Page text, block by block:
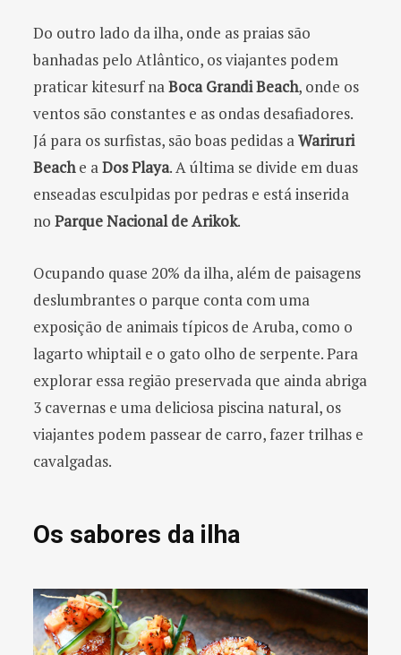
Do outro lado da ilha, onde as praias são
banhadas pelo Atlântico, os viajantes podem
praticar kitesurf na Boca Grandi Beach, onde os
ventos são constantes e as ondas desafiadores.
Já para os surfistas, são boas pedidas a Wariruri
Beache a Dos Playa. A última se divide em duas
enseadas esculpidas por pedras e está inserida
no Parque Nacional de Arikok.
Ocupando quase 20% da ilha, além de paisagens
deslumbrantes o parque conta com uma
exposição de animais típicos de Aruba, como o
lagarto whiptail e o gato olho de serpente. Para
explorar essa região preservada que ainda abriga
3 cavernas e uma deliciosa piscina natural, os
viajantes podem passear de carro, fazer trilhas e
cavalgadas.
Os sabores da ilha